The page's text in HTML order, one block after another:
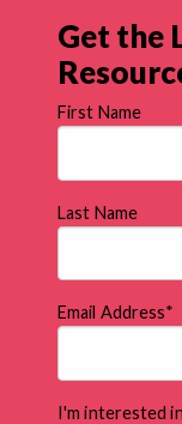
Get the
First Name
Last Name
Email Address*
I'm interested